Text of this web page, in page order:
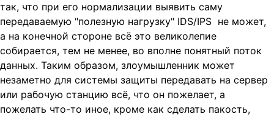
так, что при его нормализации выявить саму
передаваемую "полезную нагрузку" IDS/IPS не может,
а на конечной стороне всё это великолепие
собирается, тем не менее, во вполне понятный поток
данных. Таким образом, злоумышленник может
незаметно для системы защиты передавать на сервер
или рабочую станцию всё, что он пожелает, а
пожелать что-то иное, кроме как сделать пакость,